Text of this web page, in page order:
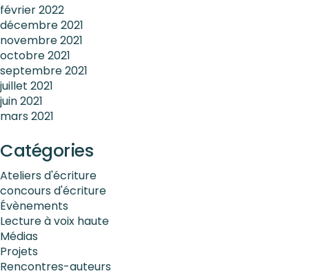
février 2022
décembre 2021
novembre 2021
octobre 2021
septembre 2021
juillet 2021
juin 2021
mars 2021
Catégories
Ateliers d'écriture
concours d'écriture
Évènements
Lecture à voix haute
Médias
Projets
Rencontres-auteurs